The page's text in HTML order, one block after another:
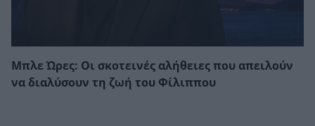
Μπλε Ώρες: Οι σκοτεινές αλήθειες που απειλούν
να διαλύσουν τη ζωή του Φίλιππου